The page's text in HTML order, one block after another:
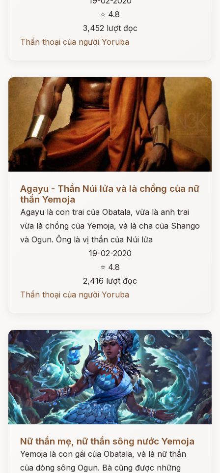
⭐ 4.8
3,452 lượt đọc
Thần thoại của người Yoruba
Agayu - Thần Núi lửa và là chồng của nữ
thần Yemoja
Agayu là con trai của Obatala, vừa là anh trai
vừa là chồng của Yemoja, và là cha của Shango
và Ogun. Ông là vị thần của Núi lửa
19-02-2020
⭐ 4.8
2,416 lượt đọc
Thần thoại của người Yoruba
Nữ thần mẹ, nữ thần sông nước Yemoja
Yemoja là con gái của Obatala, và là nữ thần
của dòng sông Ogun. Bà cũng được những